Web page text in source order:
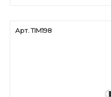
Арт. TIM198